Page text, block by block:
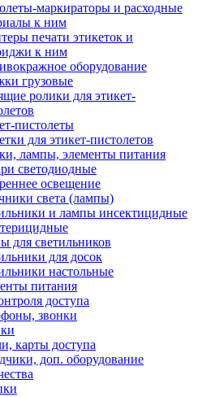
маркираторы и расходные
к ним
печати этикеток и
к ним
оборудование
грузовые
ролики для этикет-
пистолеты
для этикет-пистолетов
лампы, элементы питания
светодиодные
освещение
света (лампы)
и лампы инсектицидные
для светильников
для досок
настольные
питания
доступа
звонки
карты доступа
доп. оборудование